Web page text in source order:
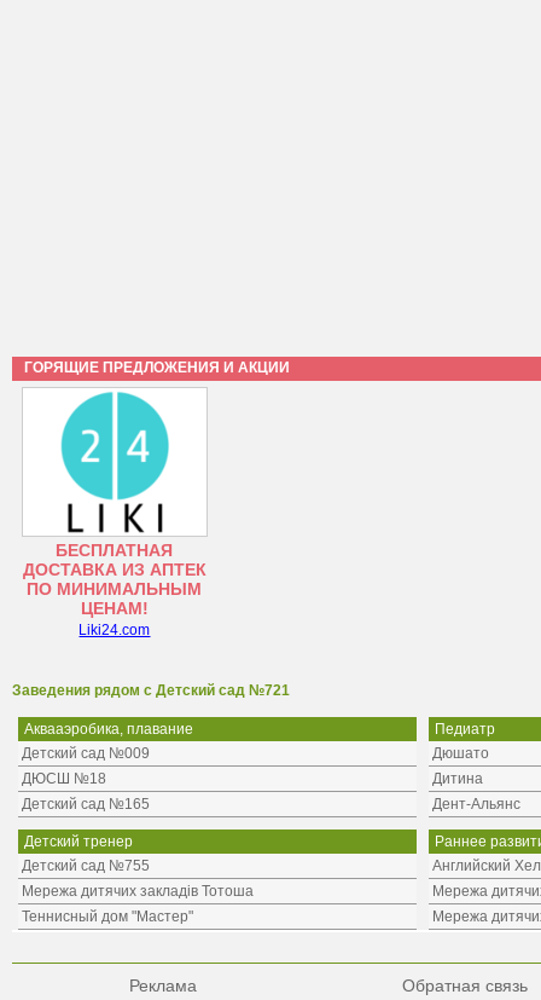
ГОРЯЩИЕ ПРЕДЛОЖЕНИЯ И АКЦИИ
БЕСПЛАТНАЯ
ДОСТАВКА ИЗ АПТЕК
ПО МИНИМАЛЬНЫМ
ЦЕНАМ!
Liki24.com
Заведения рядом с Детский сад №721
Аквааэробика, плавание
Детский сад №009
ДЮСШ №18
Детский сад №165
Педиатр
Дюшато
Дитина
Дент-Альянс
Детский тренер
Детский сад №755
Мережа дитячих закладів Тотоша
Теннисный дом "Мастер"
Раннее
Английский
Мережа
Мережа
Реклама Обратная связь